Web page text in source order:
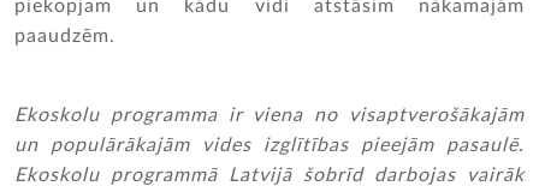
piekopjam un kādu vidi atstāsim nākamajām
paaudzēm.
Ekoskolu programma ir viena no visaptverošākajām
un populārākajām vides izglītības pieejām pasaulē.
Ekoskolu programmā Latvijā šobrīd darbojas vairāk